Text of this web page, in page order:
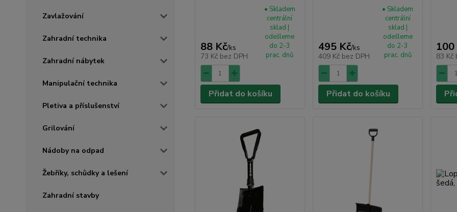
Zavlažování
Zahradní technika
Zahradní nábytek
Manipulační technika
Pletiva a příslušenství
Grilování
Nádoby na odpad
Žebříky, schůdky a lešení
Zahradní stavby
88 Kč/ks
73 Kč bez DPH
• Skladem
centrální
sklad |
odešleme
do 2-3
prac. dnů
Přidat do košíku
495 Kč/ks
409 Kč bez DPH
• Skladem
centrální
sklad |
odešleme
do 2-3
prac. dnů
Přidat do košíku
100
83 Kč